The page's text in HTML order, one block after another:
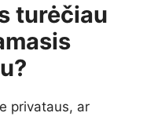
turėčiau
privataus, ar